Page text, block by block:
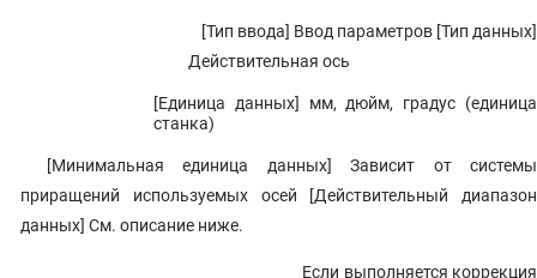
[Тип ввода] Ввод параметров [Тип данных]
Действительная ось
[Единица данных] мм, дюйм, градус (единица
станка)
[Минимальная единица данных] Зависит от системы
приращений используемых осей [Действительный диапазон
данных] См. описание ниже.
Если выполняется коррекция